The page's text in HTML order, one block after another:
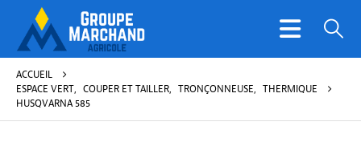
ACCUEIL
ESPACE VERT, COUPER ET TAILLER, TRONÇONNEUSE, THERMIQUE
HUSQVARNA 585